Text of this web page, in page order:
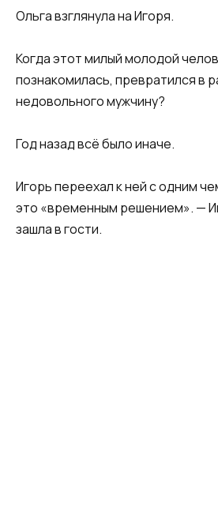
Ольга взглянула на Игоря.
Когда этот милый молодой
познакомилась, превратился в
недовольного мужчину?
Год назад всё было иначе.
Игорь переехал к ней с одним
это «временным решением». —
зашла в гости.